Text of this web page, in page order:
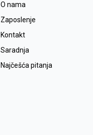
O nama
Zaposlenje
Kontakt
Saradnja
Najčešća pitanja